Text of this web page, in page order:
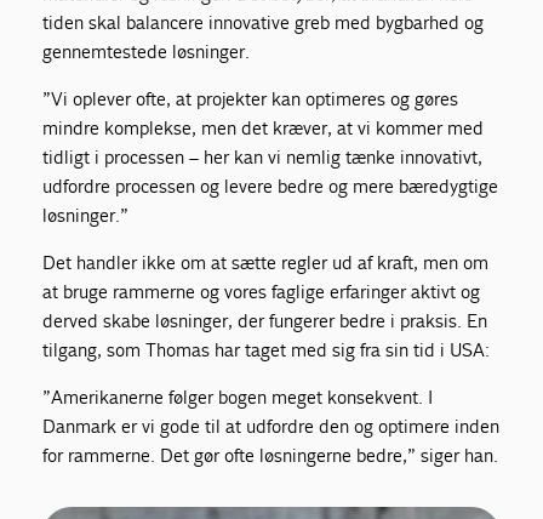
tiden skal balancere innovative greb med bygbarhed og
gennemtestede løsninger.
”Vi oplever ofte, at projekter kan optimeres og gøres
mindre komplekse, men det kræver, at vi kommer med
tidligt i processen – her kan vi nemlig tænke innovativt,
udfordre processen og levere bedre og mere bæredygtige
løsninger.”
Det handler ikke om at sætte regler ud af kraft, men om
at bruge rammerne og vores faglige erfaringer aktivt og
derved skabe løsninger, der fungerer bedre i praksis. En
tilgang, som Thomas har taget med sig fra sin tid i USA:
”Amerikanerne følger bogen meget konsekvent. I
Danmark er vi gode til at udfordre den og optimere inden
for rammerne. Det gør ofte løsningerne bedre,” siger han.